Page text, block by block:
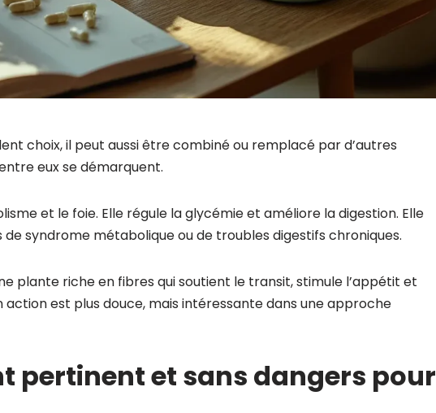
choix, il peut aussi être combiné ou remplacé par d’autres
eux se démarquent.
et le foie. Elle régule la glycémie et améliore la digestion. Elle
de syndrome métabolique ou de troubles digestifs chroniques.
plante riche en fibres qui soutient le transit, stimule l’appétit et
est plus douce, mais intéressante dans une approche
pertinent et sans dangers pour